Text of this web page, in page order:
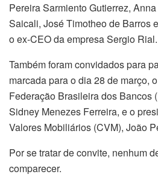
Pereira Sarmiento Gutierrez,
Saicali, José Timotheo de Barros
o ex-CEO da empresa Sergio Rial.
Também foram convidados para
marcada para o dia 28 de março,
Federação Brasileira dos Bancos
Sidney Menezes Ferreira, e o
Valores Mobiliários (CVM), João
Por se tratar de convite, nenhum
comparecer.